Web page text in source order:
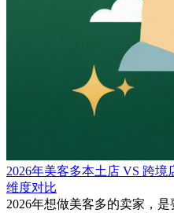
2026年美客多本土店 VS 跨
维度对比
2026年想做美客多的卖家，